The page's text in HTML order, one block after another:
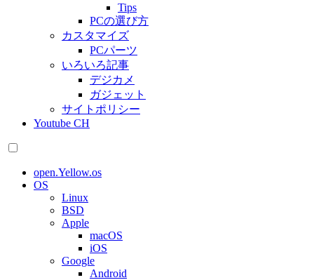
Tips
PCの選び方
カスタマイズ
PCパーツ
いろいろ記事
デジカメ
ガジェット
サイトポリシー
Youtube CH
open.Yellow.os
OS
Linux
BSD
Apple
macOS
iOS
Google
Android